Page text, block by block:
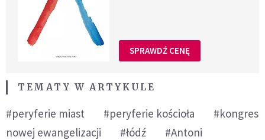
SPRAWDŹ CENĘ
TEMATY W ARTYKULE
#peryferie miast #peryferie kościoła
#kongres
nowej ewangelizacji
#łódź
#Antoni